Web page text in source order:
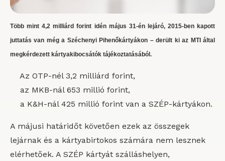
Több mint 4,2 milliárd forint idén május 31-én lejáró, 2015-ben kapott
juttatás van még a Széchenyi Pihenőkártyákon – derült ki az MTI által
megkérdezett kártyakibocsátók tájékoztatásából.
Az OTP-nél 3,2 milliárd forint,
az MKB-nál 653 millió forint,
a K&H-nál 425 millió forint van a SZÉP-kártyákon.
A májusi határidőt követően ezek az összegek
lejárnak és a kártyabirtokos számára nem lesznek
elérhetőek. A SZÉP kártyát szálláshelyen,